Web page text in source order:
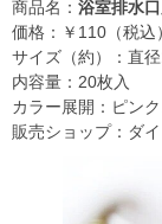
商品名： 浴室排水
価格：￥110（税込）
サイズ（約）：直
内容量：20枚入
カラー展開：ピン
販売ショップ：ダ